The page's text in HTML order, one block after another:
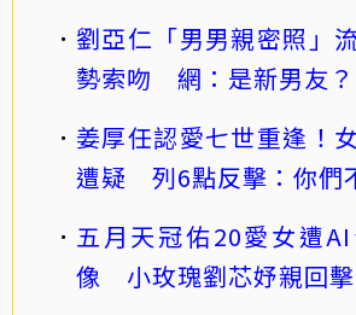
劉亞仁「男男親密照」
勢索吻 網：是新男友？
姜厚任認愛七世重逢！
遭疑 列6點反擊：你們
五月天冠佑20愛女遭
像 小玫瑰劉芯妤親回